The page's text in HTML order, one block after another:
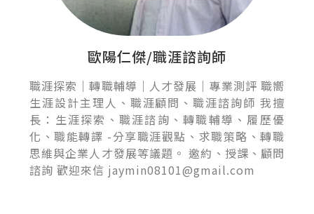
歐陽仁傑/職涯諮詢師
職涯探索｜轉職輔導｜人才發展｜專業測評 職嚮
生涯設計主理人、職涯顧問、職涯諮詢師 我擅
長：生涯探索、職涯諮詢、轉職輔導、履歷優
化、職能轉譯 -分享職涯觀點、求職策略、轉職
思維與企業人才發展等議題。 邀約、授課、顧問
諮詢 歡迎來信 jaymin08101@gmail.com